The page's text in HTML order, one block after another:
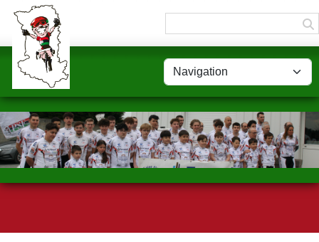
Panneau de gestion des cookies